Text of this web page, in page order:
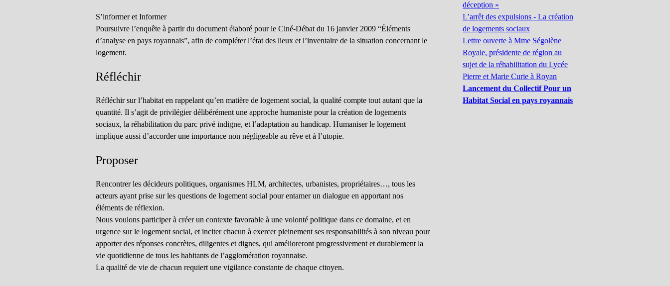
S’informer et Informer
Poursuivre l’enquête à partir du document élaboré pour le Ciné-Débat du 16 janvier 2009 “Éléments
d’analyse en pays royannais”, afin de compléter l’état des lieux et l’inventaire de la situation concernant le
logement.
Réfléchir
Réfléchir sur l’habitat en rappelant qu’en matière de logement social, la qualité compte tout autant que la
quantité. Il s’agit de privilégier délibérément une approche humaniste pour la création de logements
sociaux, la réhabilitation du parc privé indigne, et l’adaptation au handicap. Humaniser le logement
implique aussi d’accorder une importance non négligeable au rêve et à l’utopie.
Proposer
Rencontrer les décideurs politiques, organismes HLM, architectes, urbanistes, propriétaires…, tous les
acteurs ayant prise sur les questions de logement social pour entamer un dialogue en apportant nos
éléments de réflexion.
Nous voulons participer à créer un contexte favorable à une volonté politique dans ce domaine, et en
urgence sur le logement social, et inciter chacun à exercer pleinement ses responsabilités à son niveau pour
apporter des réponses concrètes, diligentes et dignes, qui amélioreront progressivement et durablement la
vie quotidienne de tous les habitants de l’agglomération royannaise.
La qualité de vie de chacun requiert une vigilance constante de chaque citoyen.
déception »
L’arrêt des expulsions - La création
de logements sociaux
Lettre ouverte à Mme Ségolène
Royale, présidente de région au
sujet de la réhabilitation du Lycée
Pierre et Marie Curie à Royan
Lancement du Collectif Pour un
Habitat Social en pays royannais